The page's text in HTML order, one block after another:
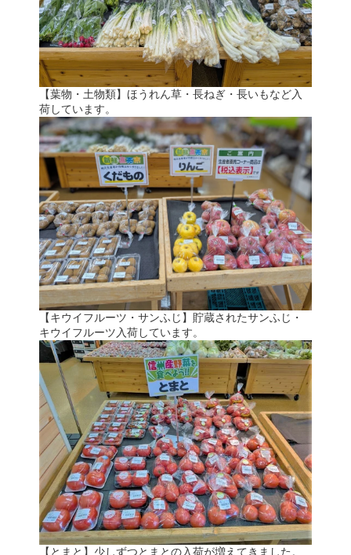
【葉物・土物類】ほうれん草・長ねぎ・長いもなど入
荷しています。
【キウイフルーツ・サンふじ】貯蔵されたサンふじ・
キウイフルーツ入荷しています。
【とまと】少しずつとまとの入荷が増えてきました。